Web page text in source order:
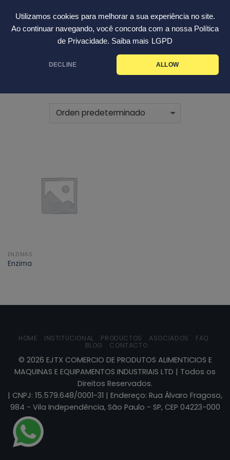
Utilizamos cookies para melhorar a sua experiência no site.
Ao continuar navegando, você concorda com a nossa Política
de Privacidade. Saiba mais LGPD
DECLINE ALLOW
content
ENZIMAS
Enzima
HOME INSTITUCIONAL PRODUCTOS ASOCIADOS
FAQ
BLOG
CONTACTO
© 2026 EJTX COMERCIO DE PRODUTOS ALIMENTICIOS E
MAQUINAS E EQUIPAMENTOS INDUSTRIAIS LTD | Todos os
Direitos Reservados.
| CNPJ: 15.579.648/0001-31 | Endereço: Rua Álvaro Fragoso,
984 - Vila Independência, São Paulo - SP, CEP 04223-000